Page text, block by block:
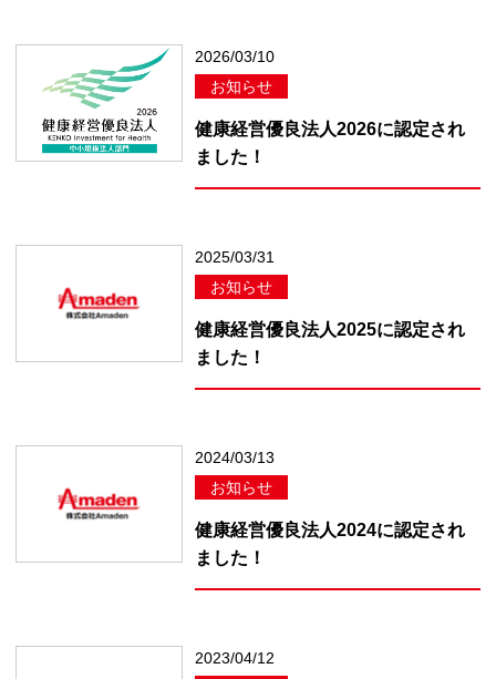
2026/03/10
お知らせ
健康経営優良法人2026に認定され
ました！
2025/03/31
お知らせ
健康経営優良法人2025に認定され
ました！
2024/03/13
お知らせ
健康経営優良法人2024に認定され
ました！
2023/04/12